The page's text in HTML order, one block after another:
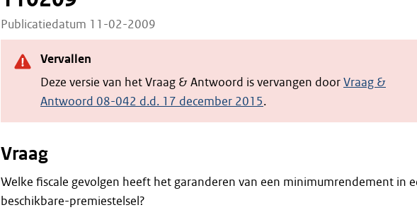
Publicatiedatum 11-02-2009
Vervallen
Deze versie van het Vraag & Antwoord is vervangen doorVraag &
Antwoord 08-042 d.d. 17 december 2015.
Vraag
Welke fiscale gevolgen heeft het garanderen van een minimumrendement in
beschikbare-premiestelsel?